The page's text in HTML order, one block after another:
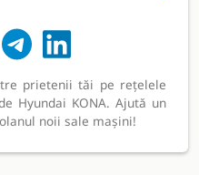
prietenii tăi pe rețelele
Hyundai KONA. Ajută un
noii sale mașini!